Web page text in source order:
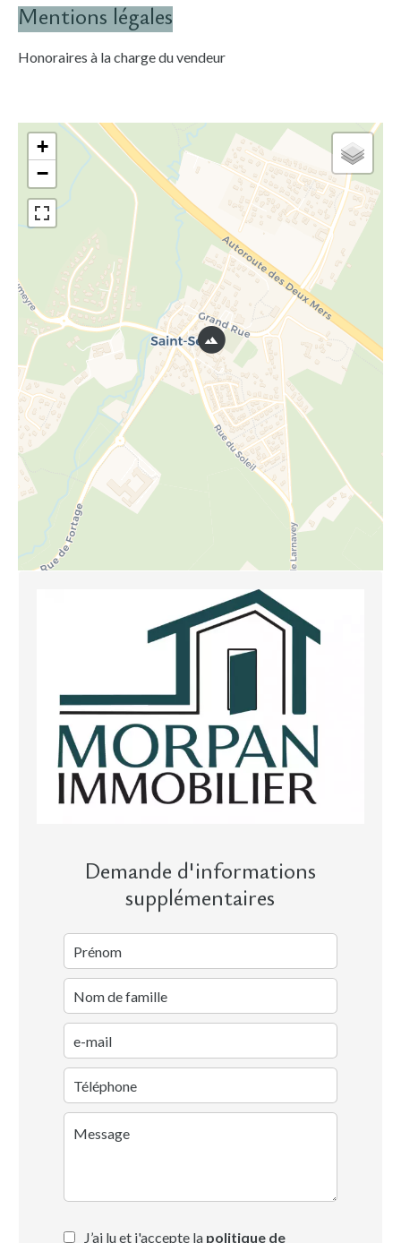
Mentions légales
Honoraires à la charge du vendeur
+
−
Demande d'informations
supplémentaires
J’ai lu et j'accepte la politique de